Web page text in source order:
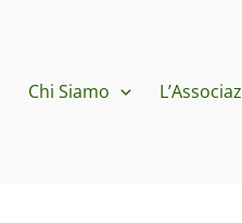
Chi Siamo